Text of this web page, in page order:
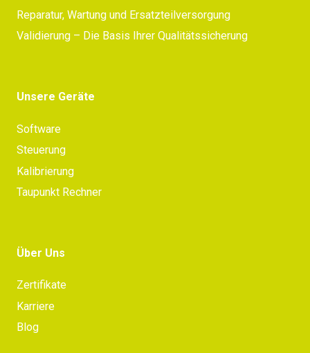
Reparatur, Wartung und Ersatzteilversorgung
Validierung – Die Basis Ihrer Qualitätssicherung
Unsere Geräte
Software
Steuerung
Kalibrierung
Taupunkt Rechner
Über Uns
Zertifikate
Karriere
Blog